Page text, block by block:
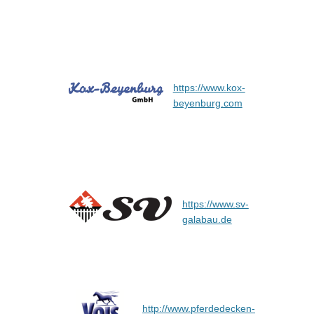
https://www.kox-
beyenburg.com
https://www.sv-
galabau.de
http://www.pferdedecken-